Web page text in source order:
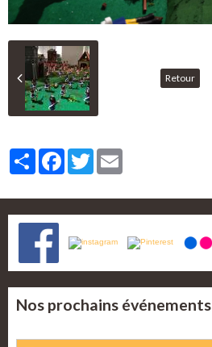
Retour
PartagerFacebook
Twitter
Nos prochains événements